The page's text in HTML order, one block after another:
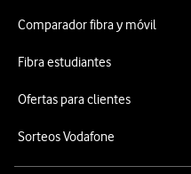
Comparador fibra y móvil
Fibra estudiantes
Ofertas para clientes
Sorteos Vodafone